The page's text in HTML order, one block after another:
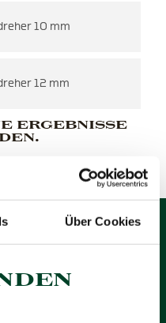
Über Cookies
10 mm
12 mm
ERGEBNISSE